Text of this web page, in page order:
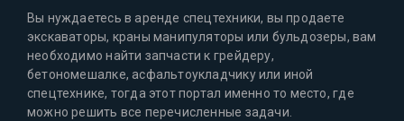
Вы нуждаетесь в аренде спецтехники, вы продаете
экскаваторы, краны манипуляторы или бульдозеры, вам
необходимо найти запчасти к грейдеру,
бетономешалке, асфальтоукладчику или иной
спецтехнике, тогда этот портал именно то место, где
можно решить все перечисленные задачи.